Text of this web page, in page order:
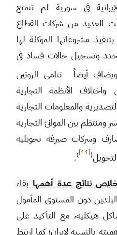
في سورية لم تتمتع
العديد من شركات القطاع
بتنفيذ مشروعاتها الموكلة لها
وتسجيل حالات فساد في
أيضاً تنامي الروتين
واختلاف الأنظمة التجارية
والمعلومات التجارية
بين الموانئ التجارية
وشركات صيرفة تحويلية
(
[11]
)
.
نتائج عدة أهمهابقاء
دون المستوى المأمول
هيكلية، مع التأكيد على
بالنسبة لإيران؛ كما ارتبط